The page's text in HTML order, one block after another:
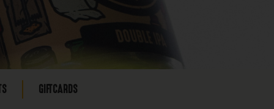
GIFTCARDS